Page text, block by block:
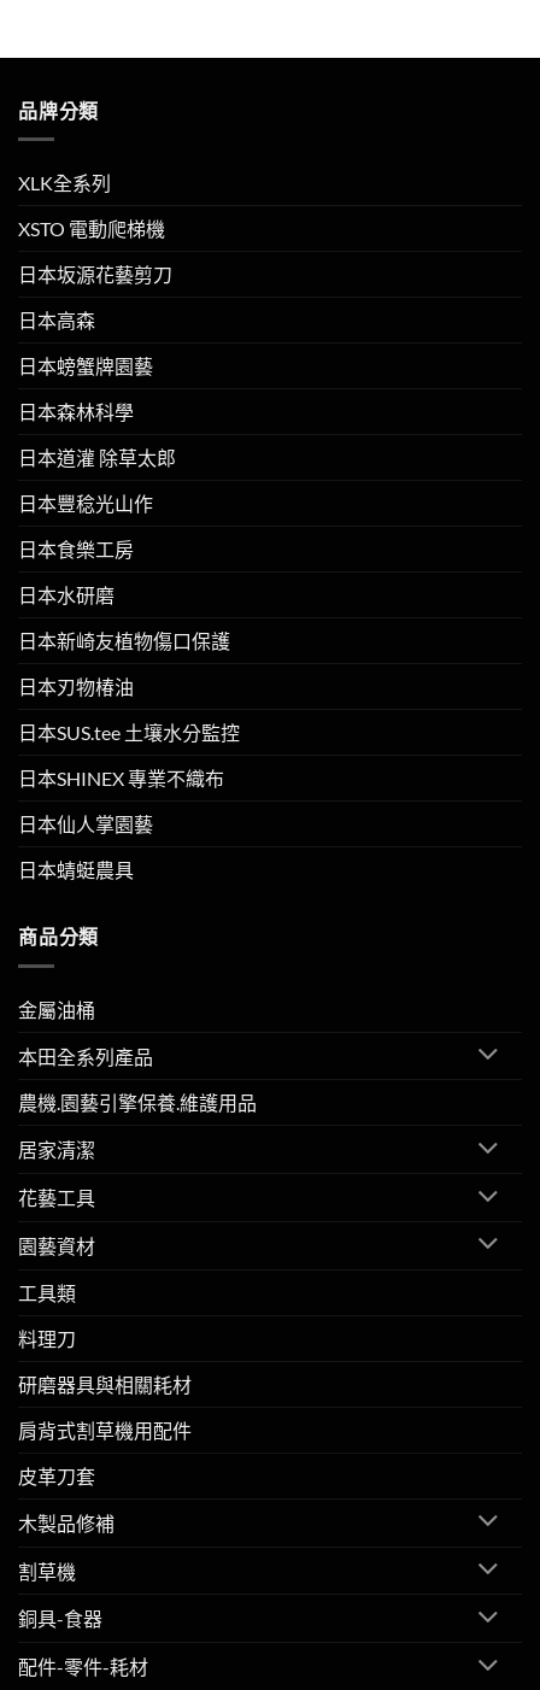
品牌分類
XLK全系列
XSTO 電動爬梯機
日本坂源花藝剪刀
日本高森
日本螃蟹牌園藝
日本森林科學
日本道灌 除草太郎
日本豐稔光山作
日本食樂工房
日本水研磨
日本新崎友植物傷口保護
日本刃物椿油
日本SUS.tee 土壤水分監控
日本SHINEX 專業不織布
日本仙人掌園藝
日本蜻蜓農具
商品分類
金屬油桶
本田全系列產品
農機.園藝引擎保養.維護用品
居家清潔
花藝工具
園藝資材
工具類
料理刀
研磨器具與相關耗材
肩背式割草機用配件
皮革刀套
木製品修補
割草機
銅具-食器
配件-零件-耗材